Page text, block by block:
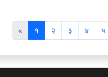
«पि
छ
ला
१ २ ३ ४ ५